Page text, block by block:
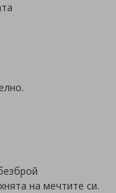
на мечтите си.